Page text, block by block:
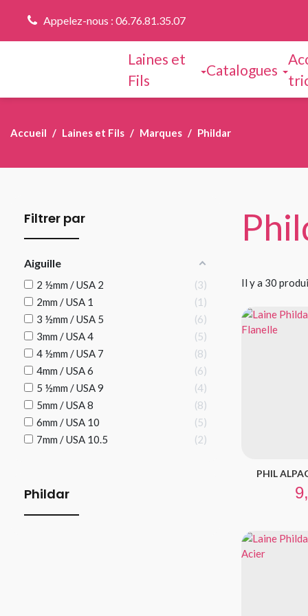
Appelez-nous : 06.76.81.35.07
Laines et
Fils
Catalogues
Accueil Laines et Fils Marques Phildar
Filtrer par
Aiguille
2 ½mm / USA 2
3
2mm / USA 1
1
3 ½mm / USA 5
6
3mm / USA 4
5
4 ½mm / USA 7
8
4mm / USA 6
6
5 ½mm / USA 9
4
5mm / USA 8
8
6mm / USA 10
5
7mm / USA 10.5
2
Phildar
Il y a 30
PHIL